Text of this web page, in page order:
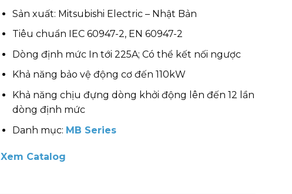
Sản xuất: Mitsubishi Electric – Nhật Bản
Tiêu chuẩn IEC 60947-2, EN 60947-2
Dòng định mức In tới 225A; Có thể kết nối ngược
Khả năng bảo vệ động cơ đến 110kW
Khả năng chịu đựng dòng khởi động lên đến 12 lần
dòng định mức
Danh mục: MB Series
Xem Catalog